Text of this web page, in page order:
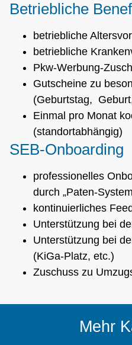
Betriebliche
betriebliche
betriebliche
Pkw-Werbung-
Gutscheine zu
(Geburtstag,
Einmal pro Monat
(standortabhängig)
SEB-Onboarding
professionelles
durch „Paten-
kontinuierliches
Unterstützung bei
Unterstützung bei
(KiGa-Platz, etc.)
Zuschuss zu
Mehr